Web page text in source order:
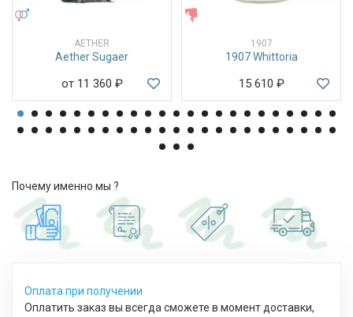
AETHER
Aether Sugaer
от 11 360 ₽
1907
1907 Whittoria
15 610 ₽
Почему именно мы ?
Оплата при получении
Оплатить заказ вы всегда сможете в момент доставки,